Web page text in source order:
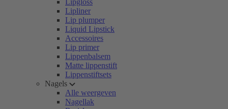
Lipgloss
Lipliner
Lip plumper
Liquid Lipstick
Accessoires
Lip primer
Lippenbalsem
Matte lippenstift
Lippenstiftsets
Nagels
Alle weergeven
Nagellak